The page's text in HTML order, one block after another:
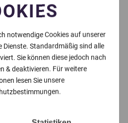
notwendige Cookies auf unserer
Dienste. Standardmäßig sind alle
Sie können diese jedoch nach
& deaktivieren. Für weitere
lesen Sie unsere